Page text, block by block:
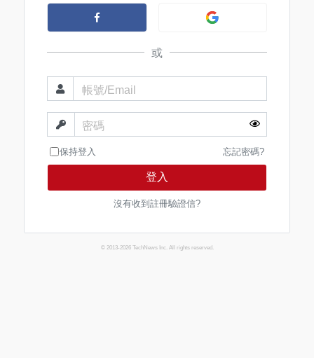
或
帳號/Email
密碼
保持登入 忘記密碼?
登入
沒有收到註冊驗證信?
© 2013-2026 TechNews Inc. All rights reserved.